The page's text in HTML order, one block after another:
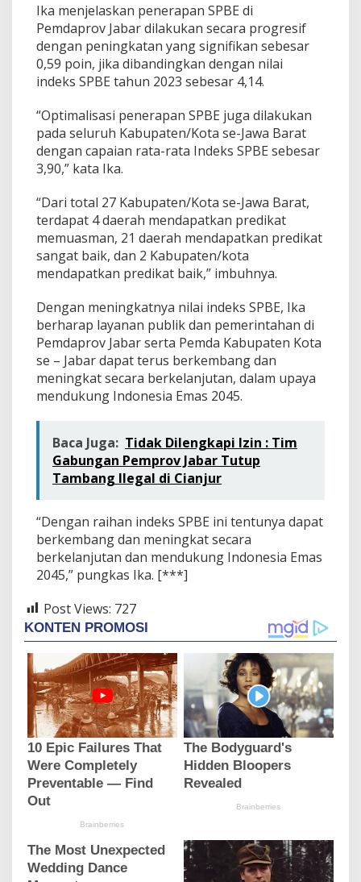
Ika menjelaskan penerapan SPBE di
Pemdaprov Jabar dilakukan secara progresif
dengan peningkatan yang signifikan sebesar
0,59 poin, jika dibandingkan dengan nilai
indeks SPBE tahun 2023 sebesar 4,14.
“Optimalisasi penerapan SPBE juga dilakukan
pada seluruh Kabupaten/Kota se-Jawa Barat
dengan capaian rata-rata Indeks SPBE sebesar
3,90,” kata Ika.
“Dari total 27 Kabupaten/Kota se-Jawa Barat,
terdapat 4 daerah mendapatkan predikat
memuasman, 21 daerah mendapatkan predikat
sangat baik, dan 2 Kabupaten/kota
mendapatkan predikat baik,” imbuhnya.
Dengan meningkatnya nilai indeks SPBE, Ika
berharap layanan publik dan pemerintahan di
Pemdaprov Jabar serta Pemda Kabupaten Kota
se – Jabar dapat terus berkembang dan
meningkat secara berkelanjutan, dalam upaya
mendukung Indonesia Emas 2045.
Baca Juga: Tidak Dilengkapi Izin : Tim
Gabungan Pemprov Jabar Tutup
Tambang Ilegal di Cianjur
“Dengan raihan indeks SPBE ini tentunya dapat
berkembang dan meningkat secara
berkelanjutan dan mendukung Indonesia Emas
2045,” pungkas Ika. [***]
Post Views: 727